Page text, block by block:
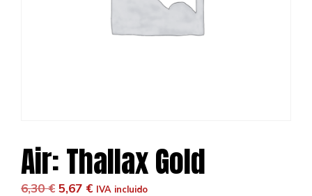
Air: Thallax Gold
6,30€ El
5,67 €ElIVA incluido